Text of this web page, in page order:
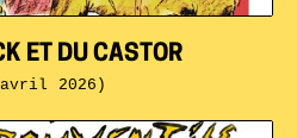
ET DU CASTOR
2026)